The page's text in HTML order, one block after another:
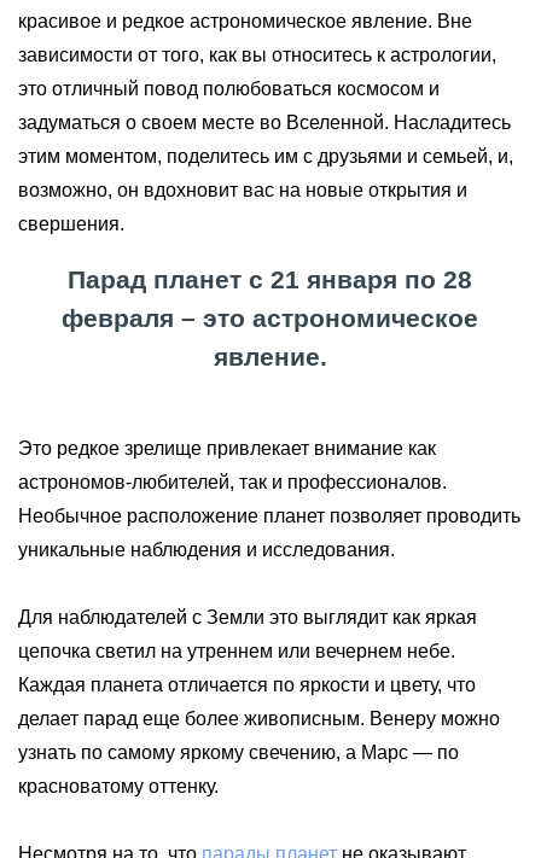
красивое и редкое астрономическое явление. Вне
зависимости от того, как вы относитесь к астрологии,
это отличный повод полюбоваться космосом и
задуматься о своем месте во Вселенной. Насладитесь
этим моментом, поделитесь им с друзьями и семьей, и,
возможно, он вдохновит вас на новые открытия и
свершения.
Парад планет с 21 января по 28
февраля – это астрономическое
явление.
Это редкое зрелище привлекает внимание как
астрономов-любителей, так и профессионалов.
Необычное расположение планет позволяет проводить
уникальные наблюдения и исследования.
Для наблюдателей с Земли это выглядит как яркая
цепочка светил на утреннем или вечернем небе.
Каждая планета отличается по яркости и цвету, что
делает парад еще более живописным. Венеру можно
узнать по самому яркому свечению, а Марс — по
красноватому оттенку.
Несмотря на то, что парады планет не оказывают